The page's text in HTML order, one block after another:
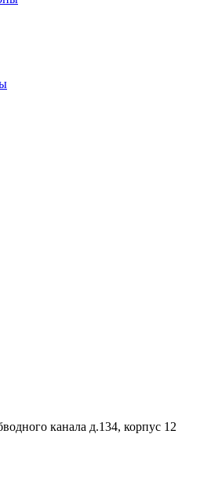
канала д.134, корпус 12